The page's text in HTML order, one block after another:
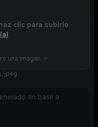
clic para subirlo
una imagen. >
jpeg.